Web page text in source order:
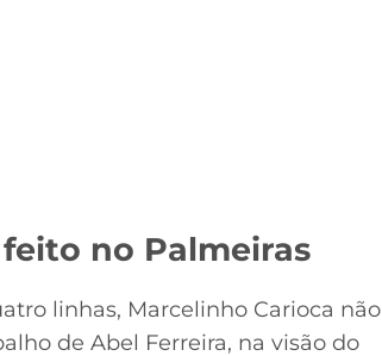
no Palmeiras
linhas, Marcelinho Carioca não
de Abel Ferreira, na visão do